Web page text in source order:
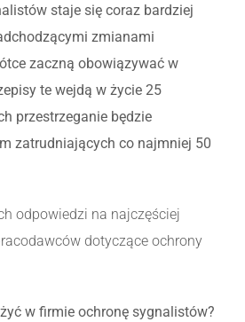
staje się coraz bardziej
zmianami
zaczną obowiązywać w
te wejdą w życie 25
przestrzeganie będzie
zatrudniających co najmniej 50
odpowiedzi na najczęściej
dotyczące ochrony
w firmie ochronę sygnalistów?